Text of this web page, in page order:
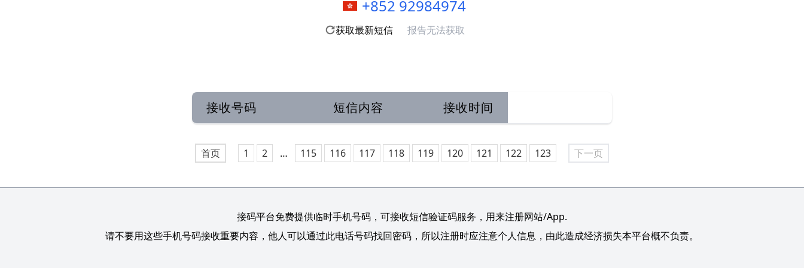
+852 92984974
获取最新短信 报告无法获取
接收号码 短信内容 接收时间
首页 1 2 … 115 116 117 118 119 120 121 122 123 下一页
接码平台免费提供临时手机号码，可接收短信验证码服务，用来注册网站/App.
请不要用这些手机号码接收重要内容，他人可以通过此电话号码找回密码，所以注册时应注意个人信息，由此造成经济损失本平台概不负责。